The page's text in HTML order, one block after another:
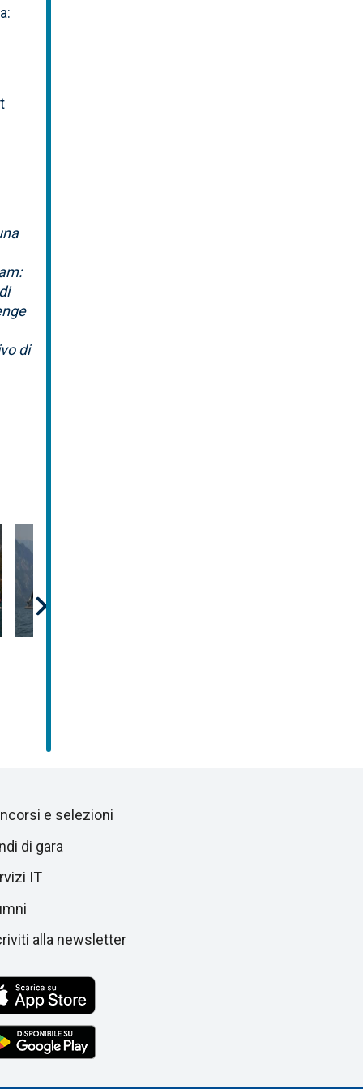
di
e selezioni
di gara
IT
alla newsletter